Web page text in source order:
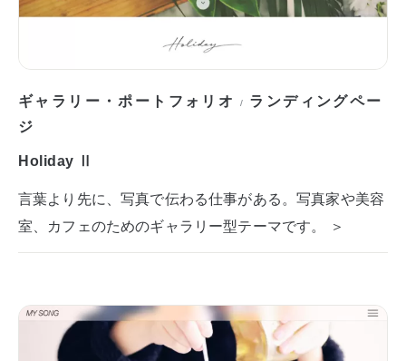
ギャラリー・ポートフォリオ / ランディングペー
ジ
Holiday Ⅱ
言葉より先に、写真で伝わる仕事がある。写真家や美容
室、カフェのためのギャラリー型テーマです。 ＞